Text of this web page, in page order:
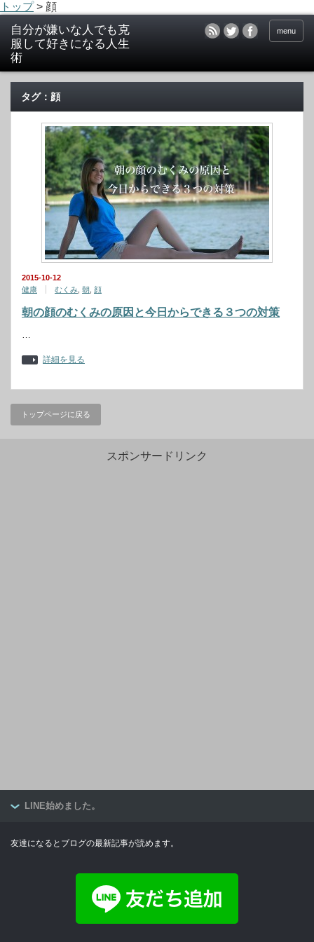
トップ> 顔
menu
タグ：顔
2015-10-12
健康
むくみ 朝 顔
朝の顔のむくみの原因と今日からできる３つの対策
…
詳細を見る
トップページに戻る
スポンサードリンク
LINE始めました。
友達になるとブログの最新記事が読めます。